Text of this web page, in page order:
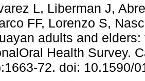
L, Liberman J,
FF, Lorenzo S,
adults and
Health Survey.
72. doi: 10.1590/